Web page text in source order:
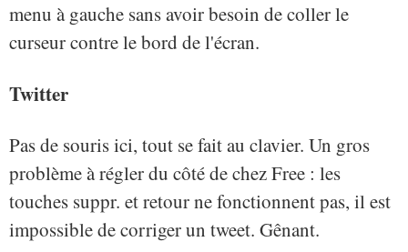
menu à gauche sans avoir besoin de coller le
curseur contre le bord de l'écran.
Twitter
Pas de souris ici, tout se fait au clavier. Un gros
problème à régler du côté de chez Free : les
touches suppr. et retour ne fonctionnent pas, il est
impossible de corriger un tweet. Gênant.